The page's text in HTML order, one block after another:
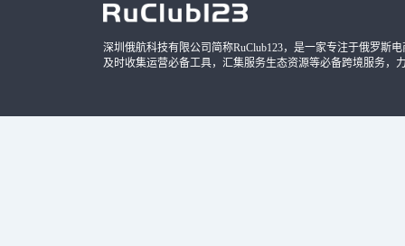
深圳俄航科技有限公司简称RuClub123，是一家专注于俄罗斯
及时收集运营必备工具，汇集服务生态资源等必备跨境服务，